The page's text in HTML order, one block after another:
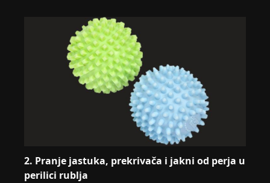
2. Pranje jastuka, prekrivača i jakni od perja u
perilici rublja